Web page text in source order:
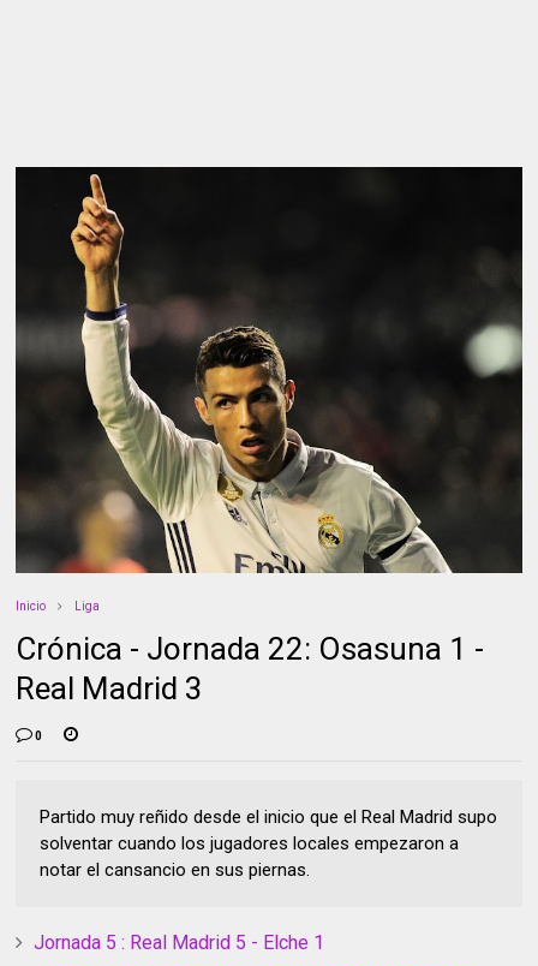
Inicio Liga
Crónica - Jornada 22: Osasuna 1 -
Real Madrid 3
0
Partido muy reñido desde el inicio que el Real Madrid supo
solventar cuando los jugadores locales empezaron a
notar el cansancio en sus piernas.
Jornada 5 : Real Madrid 5 - Elche 1